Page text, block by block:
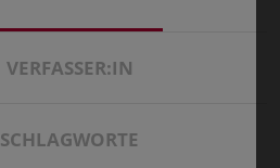
VERFASSER:IN
SCHLAGWORTE